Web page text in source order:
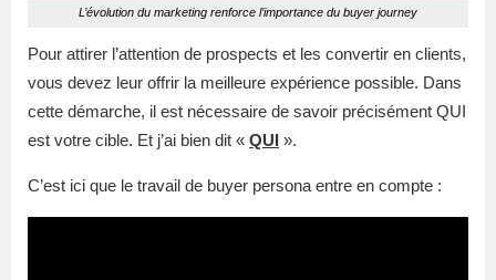
L’évolution du marketing renforce l’importance du buyer journey
Pour attirer l’attention de prospects et les convertir en clients,
vous devez leur offrir la meilleure expérience possible. Dans
cette démarche, il est nécessaire de savoir précisément QUI
est votre cible. Et j’ai bien dit « QUI ».
C’est ici que le travail de buyer persona entre en compte :